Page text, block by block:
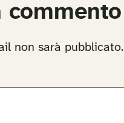
commento
non sarà pubblicato.